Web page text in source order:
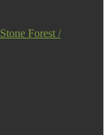
Stone Forest /